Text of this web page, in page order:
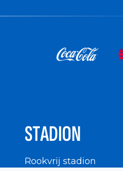
STADION
Rookvrij stadion